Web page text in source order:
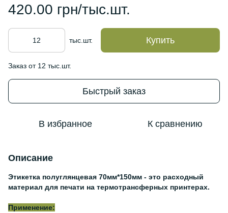
420.00 грн/тыс.шт.
тыс.шт. Купить
Заказ от 12 тыс.шт.
Быстрый заказ
В избранное К сравнению
Описание
Этикетка полуглянцевая 70мм*150мм - это расходный
материал для печати на термотрансферных принтерах.
Применение: